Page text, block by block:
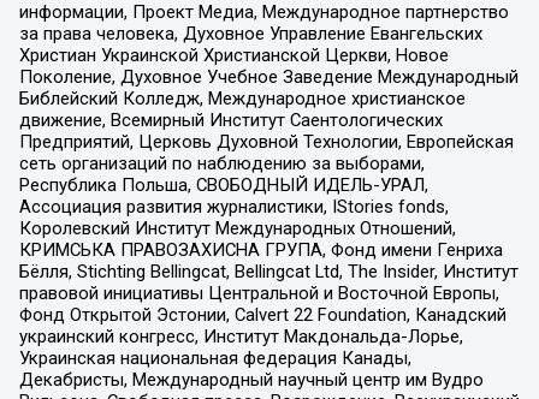
информации, Проект Медиа, Международное партнерство
за права человека, Духовное Управление Евангельских
Христиан Украинской Христианской Церкви, Новое
Поколение, Духовное Учебное Заведение Международный
Библейский Колледж, Международное христианское
движение, Всемирный Институт Саентологических
Предприятий, Церковь Духовной Технологии, Европейская
сеть организаций по наблюдению за выборами,
Республика Польша, СВОБОДНЫЙ ИДЕЛЬ-УРАЛ,
Ассоциация развития журналистики, IStories fonds,
Королевский Институт Международных Отношений,
КРИМСЬКА ПРАВОЗАХИСНА ГРУПА, Фонд имени Генриха
Бёлля, Stichting Bellingcat, Bellingcat Ltd, The Insider, Институт
правовой инициативы Центральной и Восточной Европы,
Фонд Открытой Эстонии, Calvert 22 Foundation, Канадский
украинский конгресс, Институт Макдональда-Лорье,
Украинская национальная федерация Канады,
Декабристы, Международный научный центр им Вудро